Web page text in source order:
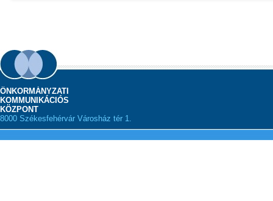
ÖNKORMÁNYZATI
KOMMUNIKÁCIÓS
KÖZPONT
8000 Székesfehérvár Városház tér 1.